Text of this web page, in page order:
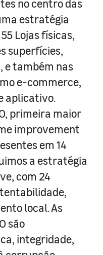
no centro das
estratégia
Lojas físicas,
superfícies,
e também nas
e-commerce,
aplicativo.
primeira maior
improvement
em 14
a estratégia
com 24
local. As
são
integridade,